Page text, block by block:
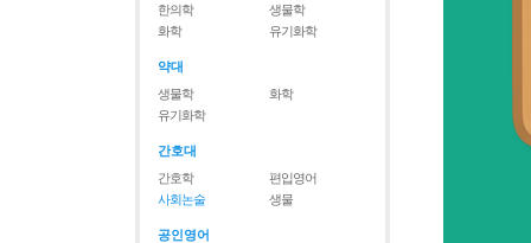
한의학
생물학
화학
유기화학
약대
생물학
화학
유기화학
간호대
간호학
편입영어
사회논술
생물
공인영어